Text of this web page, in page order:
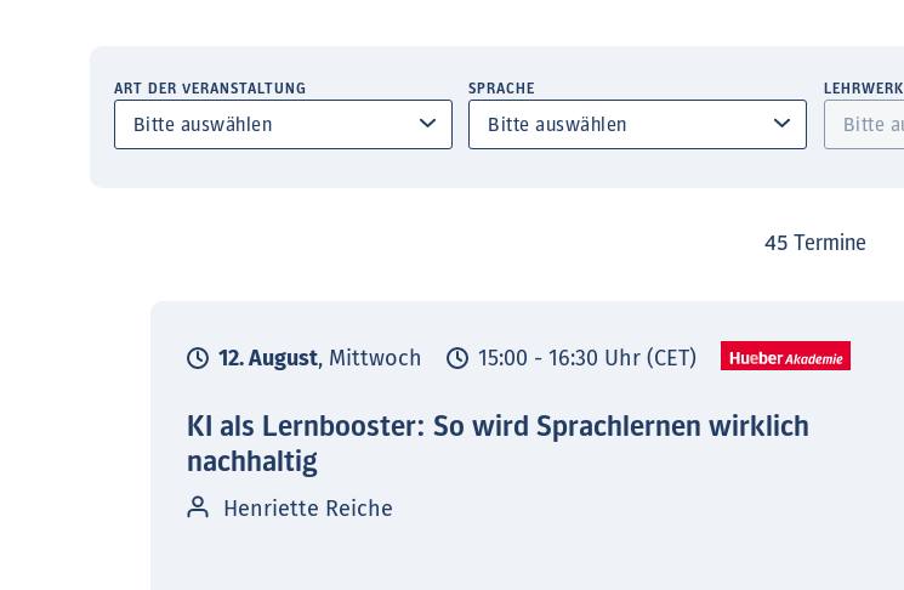
ART DER VERANSTALTUNG SPRACHE LEHRWERK
45 Termine
12. August, Mittwoch 15:00 - 16:30 Uhr (CET)
KI als Lernbooster: So wird Sprachlernen wirklich
nachhaltig
Henriette Reiche